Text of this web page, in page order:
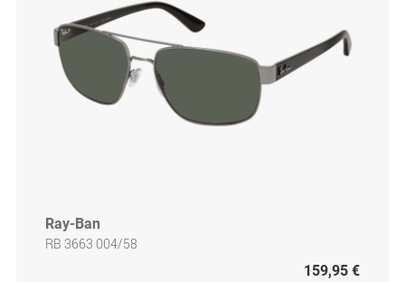
Ray-Ban
RB 3663 004/58
159,95 €